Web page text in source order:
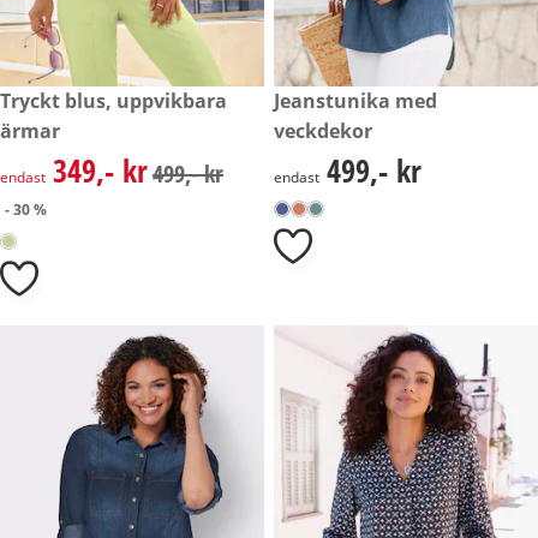
rabatterat pris: 349,- kr, tidigare pris: 499,- kr
- 30 %
Tryckt blus, uppvikbara
ärmar
rabatterat pris: 349,- kr, tidigare pris: 499,- kr
endast 349,- kr499,- kr
- 30 %
499,- kr
Jeanstunika med
veckdekor
499,- kr
endast 499,- kr